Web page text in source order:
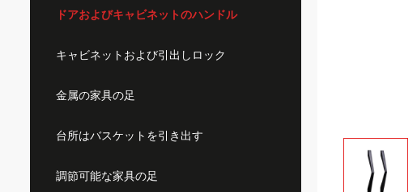
ドアおよびキャビネットのハンドル
キャビネットおよび引出しロック
金属の家具の足
台所はバスケットを引き出す
調節可能な家具の足